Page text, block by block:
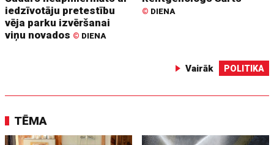
iedzīvotāju pretestību
vēja parku izvēršanai
viņu novados © DIENA
© DIENA
Vairāk POLITIKA
TĒMA